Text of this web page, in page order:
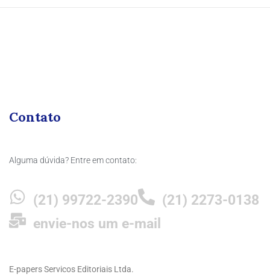
Contato
Alguma dúvida? Entre em contato:
(21) 99722-2390
(21) 2273-0138
envie-nos um e-mail
E-papers Servicos Editoriais Ltda.